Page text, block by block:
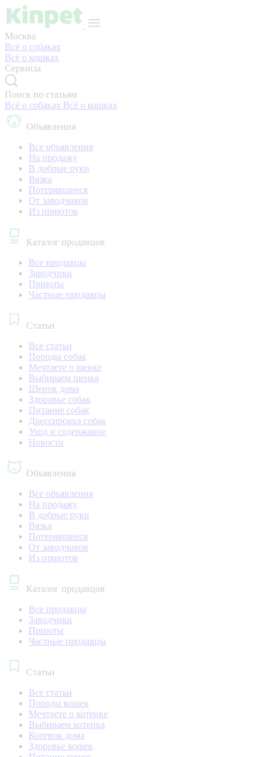
Москва
Всё о собаках
Всё о кошках
Сервисы
Поиск по статьям
Всё о собаках Всё о кошках
Объявления
Все объявления
На продажу
В добрые руки
Вязка
Потерявшиеся
От заводчиков
Из приютов
Каталог продавцов
Все продавцы
Заводчики
Приюты
Частные продавцы
Статьи
Все статьи
Породы собак
Мечтаете о щенке
Выбираем щенка
Щенок дома
Здоровье собак
Питание собак
Дрессировка собак
Уход и содержание
Новости
Объявления
Все объявления
На продажу
В добрые руки
Вязка
Потерявшиеся
От заводчиков
Из приютов
Каталог продавцов
Все продавцы
Заводчики
Приюты
Частные продавцы
Статьи
Все статьи
Породы кошек
Мечтаете о котенке
Выбираем котенка
Котенок дома
Здоровье кошек